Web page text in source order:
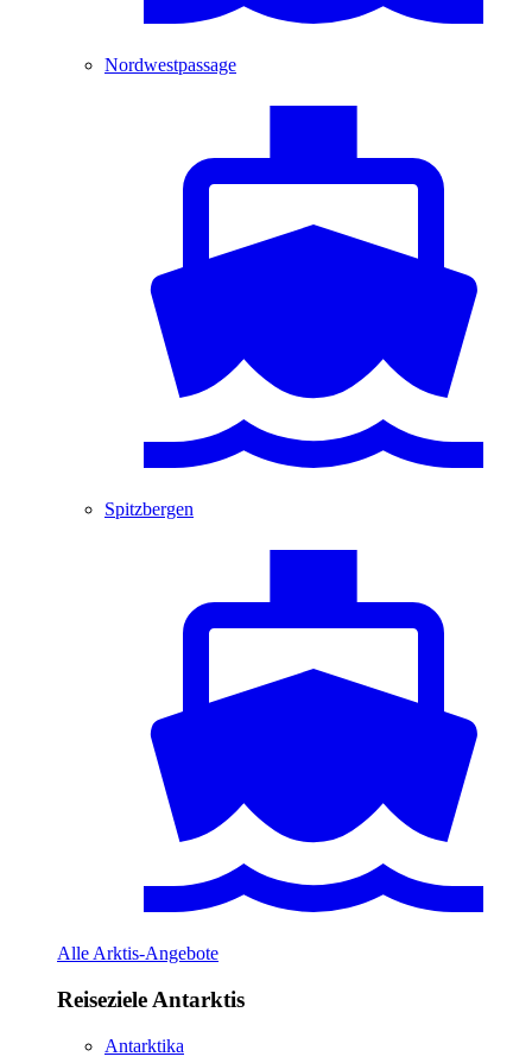
Nordwestpassage
Spitzbergen
Alle Arktis-Angebote
Reiseziele Antarktis
Antarktika